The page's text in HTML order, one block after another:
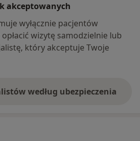
akceptowanych
wyłącznie pacjentów
wizytę samodzielnie lub
który akceptuje Twoje
według ubezpieczenia